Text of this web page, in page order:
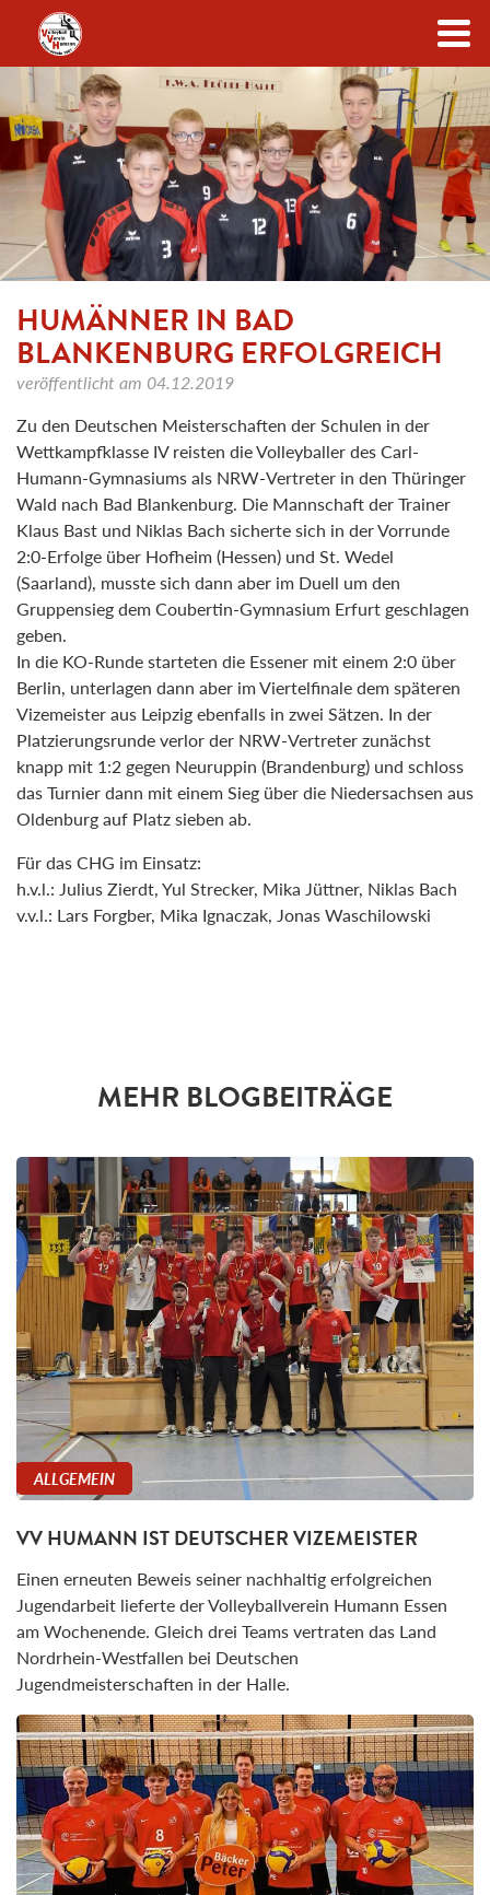
Zum Inhalt
HUMÄNNER IN BAD
BLANKENBURG ERFOLGREICH
veröffentlicht am 04.12.2019
Zu den Deutschen Meisterschaften der Schulen in der
Wettkampfklasse IV reisten die Volleyballer des Carl-
Humann-Gymnasiums als NRW-Vertreter in den Thüringer
Wald nach Bad Blankenburg. Die Mannschaft der Trainer
Klaus Bast und Niklas Bach sicherte sich in der Vorrunde
2:0-Erfolge über Hofheim (Hessen) und St. Wedel
(Saarland), musste sich dann aber im Duell um den
Gruppensieg dem Coubertin-Gymnasium Erfurt geschlagen
geben.
In die KO-Runde starteten die Essener mit einem 2:0 über
Berlin, unterlagen dann aber im Viertelfinale dem späteren
Vizemeister aus Leipzig ebenfalls in zwei Sätzen. In der
Platzierungsrunde verlor der NRW-Vertreter zunächst
knapp mit 1:2 gegen Neuruppin (Brandenburg) und schloss
das Turnier dann mit einem Sieg über die Niedersachsen aus
Oldenburg auf Platz sieben ab.
Für das CHG im Einsatz:
h.v.l.: Julius Zierdt, Yul Strecker, Mika Jüttner, Niklas Bach
v.v.l.: Lars Forgber, Mika Ignaczak, Jonas Waschilowski
MEHR BLOGBEITRÄGE
ALLGEMEIN
VV HUMANN IST DEUTSCHER VIZEMEISTER
Einen erneuten Beweis seiner nachhaltig erfolgreichen
Jugendarbeit lieferte der Volleyballverein Humann Essen
am Wochenende. Gleich drei Teams vertraten das Land
Nordrhein-Westfallen bei Deutschen
Jugendmeisterschaften in der Halle.